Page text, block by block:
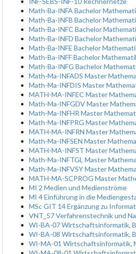
Math-Ba-INFA Bachelor
Math-Ba-INFB Bachelor
Math-Ba-INFC Bachelor
Math-Ba-INFD Bachelor
Math-Ba-INFE Bachelor
Math-Ba-INFF Bachelor
Math-Ba-INFG Bachelor
Math-Ma-INFADS Master
Math-Ma-INFDIS Master
MATH-MA-INFEC Master
Math-Ma-INFGDV Master
Math-Ma-INFHR Master
Math-Ma-INFPRG Master
MATH-MA-INFRN Master
Math-Ma-INFSEN Master
MATH-MA-INFST Master
Math-Ma-INFTGL Master
Math-Ma-INFVSY Master
MATH-MA-SCPROG Master
MI 2 Medien und Medienströme
MI 4 Einführung in die
MSc GIT 14 Ergänzung zu
VNT_57 Verfahrenstechnik und
WI-BA-07 Wirtschaftsinformatik,
WI-BA-08 Wirtschaftsinformatik,
WI-MA-01 Wirtschaftsinformatik,